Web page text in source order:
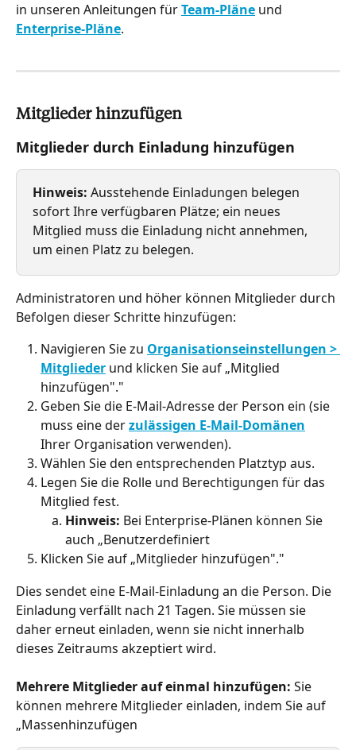
in unseren Anleitungen für Team-Pläne und
Enterprise-Pläne.
Mitglieder hinzufügen
Mitglieder durch Einladung hinzufügen
Hinweis: Ausstehende Einladungen belegen
sofort Ihre verfügbaren Plätze; ein neues
Mitglied muss die Einladung nicht annehmen,
um einen Platz zu belegen.
Administratoren und höher können Mitglieder durch
Befolgen dieser Schritte hinzufügen:
Navigieren Sie zu Organisationseinstellungen >
Mitglieder und klicken Sie auf „Mitglied
hinzufügen"."
Geben Sie die E-Mail-Adresse der Person ein (sie
muss eine der zulässigen E-Mail-Domänen
Ihrer Organisation verwenden).
Wählen Sie den entsprechenden Platztyp aus.
Legen Sie die Rolle und Berechtigungen für das
Mitglied fest.
Hinweis: Bei Enterprise-Plänen können Sie
auch „Benutzerdefiniert
Klicken Sie auf „Mitglieder hinzufügen"."
Dies sendet eine E-Mail-Einladung an die Person. Die
Einladung verfällt nach 21 Tagen. Sie müssen sie
daher erneut einladen, wenn sie nicht innerhalb
dieses Zeitraums akzeptiert wird.
Mehrere Mitglieder auf einmal hinzufügen: Sie
können mehrere Mitglieder einladen, indem Sie auf
„Massenhinzufügen